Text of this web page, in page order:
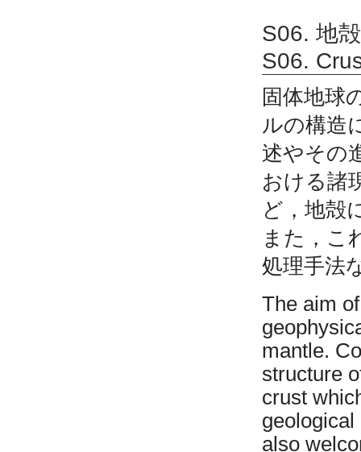
S06. 地
S06.
固体地球
ルの構造
述やその
おける諸
ど，地殻
また，こ
処理手法
The aim
mantle.
structure
crust
also